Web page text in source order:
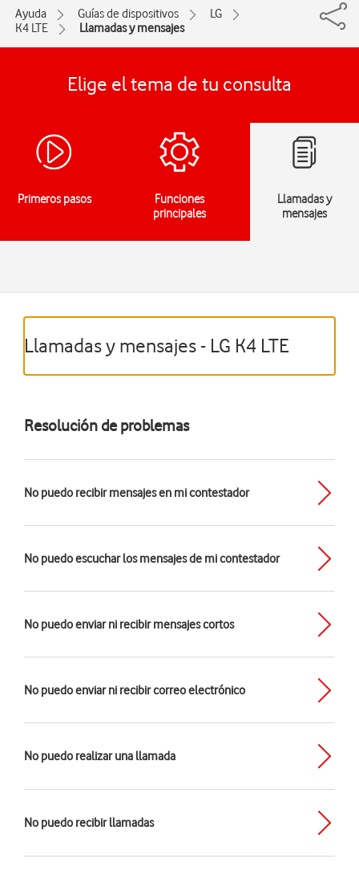
Ayuda Guías de dispositivos
LG
K4 LTE
Llamadas y mensajes
Elige el tema de tu consulta
Primeros pasos
Funciones
principales
Llamadas y
mensajes
Llamadas y mensajes - LG K4 LTE
Resolución de problemas
No puedo recibir mensajes en mi contestador
No puedo escuchar los mensajes de mi contestador
No puedo enviar ni recibir mensajes cortos
No puedo enviar ni recibir correo electrónico
No puedo realizar una llamada
No puedo recibir llamadas